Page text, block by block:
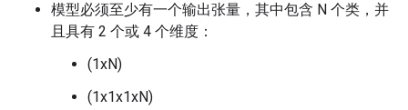
模型必须至少有一个输出张量，其中包含 N 个类，并
且具有 2 个或 4 个维度：
(1xN)
(1x1x1xN)